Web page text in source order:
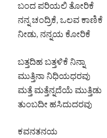
ಬಂದ ಪರಿಯಲಿ ತೋರಿಕೆ
ನನ್ನ ಚಂದ್ರಿಕೆ, ಒಲವ ಕಾಣಿಕೆ
ನೀಡು, ನನ್ನಯ ಕೋರಿಕೆ
ಬತ್ತದಿಹ ಬತ್ತಳಿಕೆ ನಿನ್ನಾ
ಮುತ್ತಿನಾ ನಿಧಿಯಧರವು
ಮತ್ತೆ ಮತ್ತೆನ್ನದೆಯೆ ಮುತ್ತಿಡು
ತುಂಬದೀ ಹಸಿದುದರವು
ಕವನತನಯ